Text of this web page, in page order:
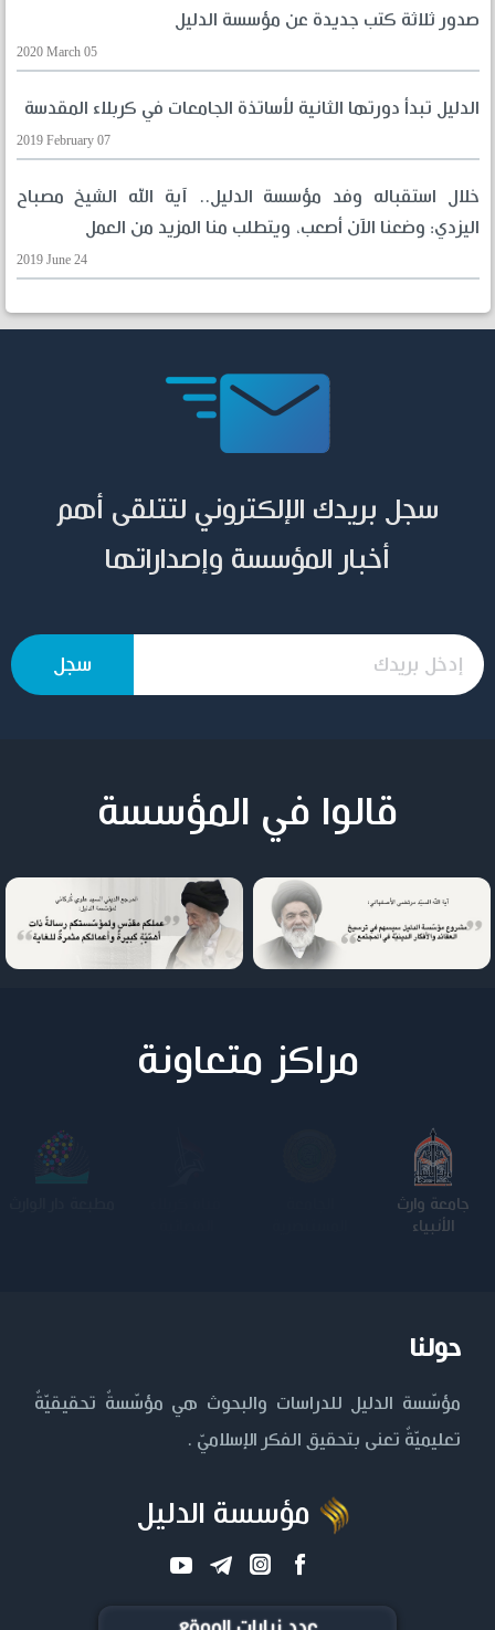
صدور ثلاثة كتب جديدة عن مؤسسة الدليل
2020 March 05
الدليل تبدأ دورتها الثانية لأساتذة الجامعات في كربلاء المقدسة
2019 February 07
خلال استقباله وفد مؤسسة الدليل.. آية الله الشيخ مصباح
اليزدي: وضعنا الآن أصعب، ويتطلب منا المزيد من العمل
2019 June 24
سجل بريدك الإلكتروني لتتلقى أهم
أخبار المؤسسة وإصداراتها
قالوا في المؤسسة
مراكز متعاونة
جامعة وارث
الأنبياء
حولنا
مؤسّسة الدليل للدراسات والبحوث هي مؤسّسةٌ تحقيقيّةٌ
تعليميّةٌ تعنى بتحقيق الفكر الإسلاميّ .
مؤسسة الدليل